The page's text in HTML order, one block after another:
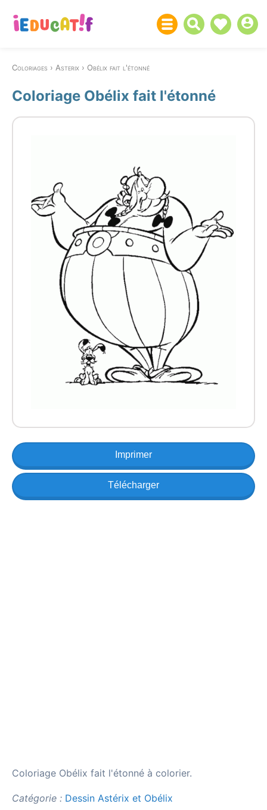
Coloriages Asterix Obélix fait l'étonné
Coloriage Obélix fait l'étonné
Imprimer
Télécharger
Coloriage Obélix fait l'étonné à colorier.
Catégorie : Dessin Astérix et Obélix